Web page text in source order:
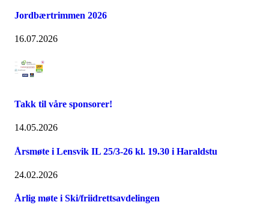
Jordbærtrimmen 2026
16.07.2026
Takk til våre sponsorer!
14.05.2026
Årsmøte i Lensvik IL 25/3-26 kl. 19.30 i Haraldstu
24.02.2026
Årlig møte i Ski/friidrettsavdelingen